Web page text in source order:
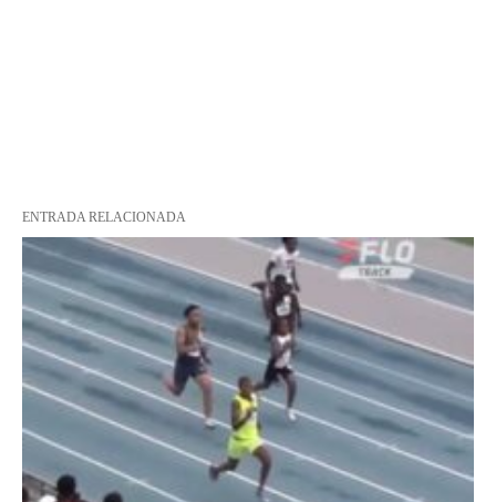
ENTRADA RELACIONADA